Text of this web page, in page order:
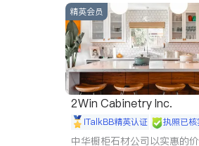
商标注册
索赔 律师-其它
精英会员
2Win Cabinetry Inc.
iTalkBB精英认证 执照已核
中华橱柜石材公司以实惠的